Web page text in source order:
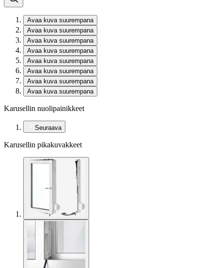
Avaa kuva suurempana
Avaa kuva suurempana
Avaa kuva suurempana
Avaa kuva suurempana
Avaa kuva suurempana
Avaa kuva suurempana
Avaa kuva suurempana
Avaa kuva suurempana
Karusellin nuolipainikkeet
Seuraava
Karusellin pikakuvakkeet